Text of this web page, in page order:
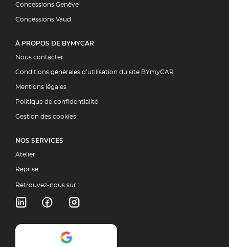
Concessions Genève
Concessions Vaud
À PROPOS DE BYMYCAR
Nous contacter
Conditions générales d’utilisation du site BYmyCAR
Mentions légales
Politique de confidentialité
Gestion des cookies
NOS SERVICES
Atelier
Reprise
Retrouvez-nous sur :